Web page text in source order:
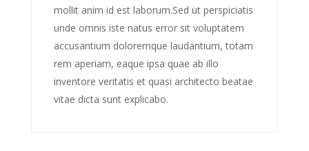
mollit anim id est laborum.Sed ut perspiciatis
unde omnis iste natus error sit voluptatem
accusantium doloremque laudantium, totam
rem aperiam, eaque ipsa quae ab illo
inventore veritatis et quasi architecto beatae
vitae dicta sunt explicabo.